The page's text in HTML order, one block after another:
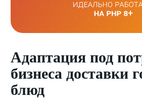
Адаптация под
бизнеса доставки
блюд